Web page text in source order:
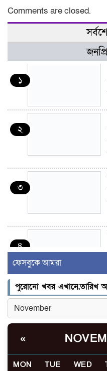
Comments are closed.
১
২
৩
৪
৫
৬
ফেসবুকে আমরা
পুরোনো খবর এখানে,তারিখ
«
MON TUE WED